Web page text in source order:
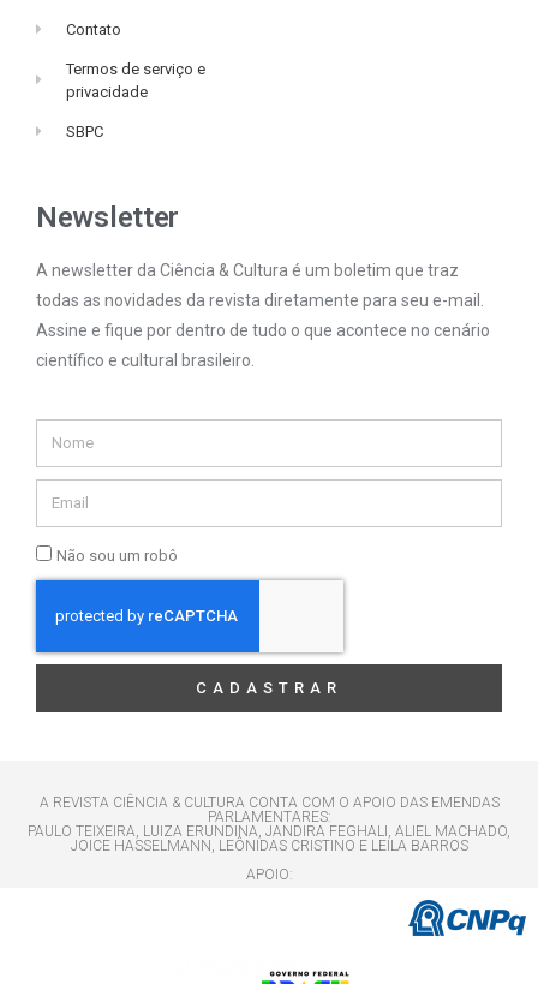
Contato
Termos de serviço e
privacidade
SBPC
Newsletter
A newsletter da Ciência & Cultura é um boletim que traz
todas as novidades da revista diretamente para seu e-mail.
Assine e fique por dentro de tudo o que acontece no cenário
científico e cultural brasileiro.
Não sou um robô
CADASTRAR
A REVISTA CIÊNCIA & CULTURA CONTA COM O APOIO DAS EMENDAS
PARLAMENTARES:
PAULO TEIXEIRA, LUIZA ERUNDINA, JANDIRA FEGHALI, ALIEL MACHADO,
JOICE HASSELMANN, LEÔNIDAS CRISTINO E LEILA BARROS
APOIO: